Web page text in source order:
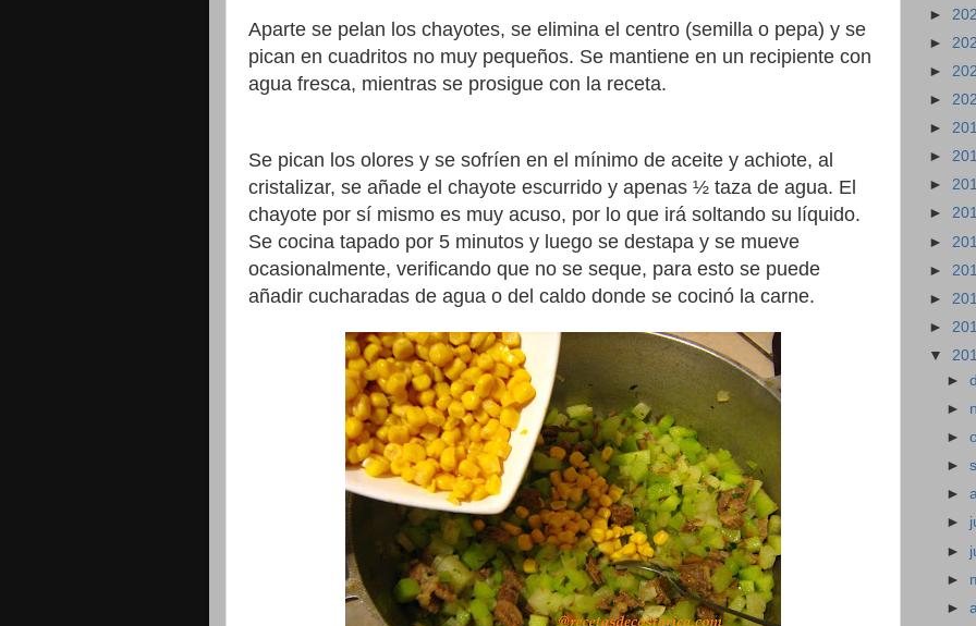
Aparte se pelan los chayotes, se elimina el centro (semilla o pepa) y se
pican en cuadritos no muy pequeños. Se mantiene en un recipiente con
agua fresca, mientras se prosigue con la receta.
Se pican los olores y se sofríen en el mínimo de aceite y achiote, al
cristalizar, se añade el chayote escurrido y apenas ½ taza de agua. El
chayote por sí mismo es muy acuso, por lo que irá soltando su líquido.
Se cocina tapado por 5 minutos y luego se destapa y se mueve
ocasionalmente, verificando que no se seque, para esto se puede
añadir cucharadas de agua o del caldo donde se cocinó la carne.
►
►
►
►
►
►
►
►
►
►
►
►
▼
►
►
►
►
►
►
►
►
►